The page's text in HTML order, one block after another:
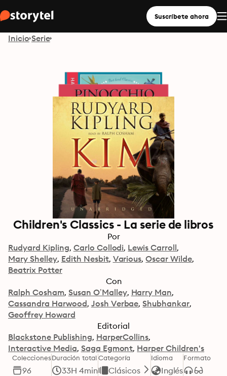
Suscríbete ahora
Inicio Serie
Children's Classics - La serie de libros
Por
Rudyard Kipling Carlo Collodi Lewis Carroll
Mary Shelley Edith Nesbit Various Oscar Wilde
Beatrix Potter
Con
Ralph Cosham Susan O’Malley Harry Man
Cassandra Harwood Josh Verbae Shubhankar
Geoffrey Howard
Editorial
Blackstone Publishing HarperCollins
Interactive Media Saga Egmont Harper Children's
Colecciones
96
Duración total
33H 4min
Categoría
Clásicos
Idioma
Inglés
Formato